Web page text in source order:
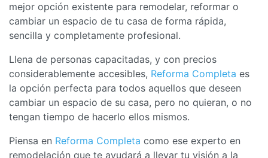
mejor opción existente para remodelar, reformar o
cambiar un espacio de tu casa de forma rápida,
sencilla y completamente profesional.
Llena de personas capacitadas, y con precios
considerablemente accesibles, Reforma Completa es
la opción perfecta para todos aquellos que deseen
cambiar un espacio de su casa, pero no quieran, o no
tengan tiempo de hacerlo ellos mismos.
Piensa en Reforma Completa como ese experto en
remodelación que te ayudará a llevar tu visión a la